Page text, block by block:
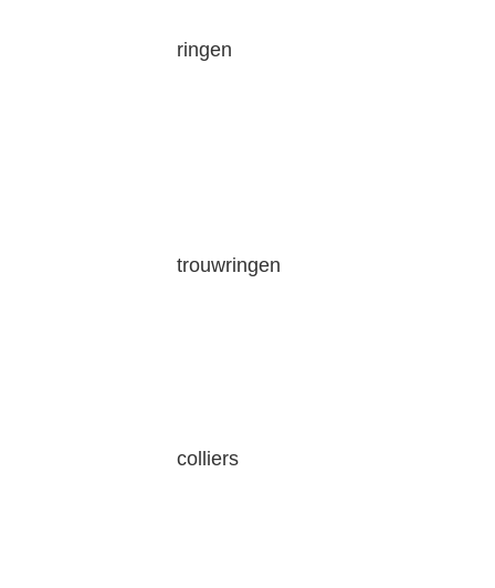
ringen
trouwringen
colliers